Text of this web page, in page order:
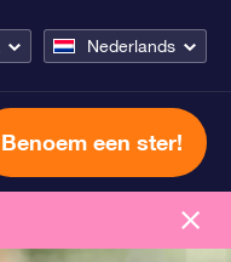
Nederlands
Benoem een ster!